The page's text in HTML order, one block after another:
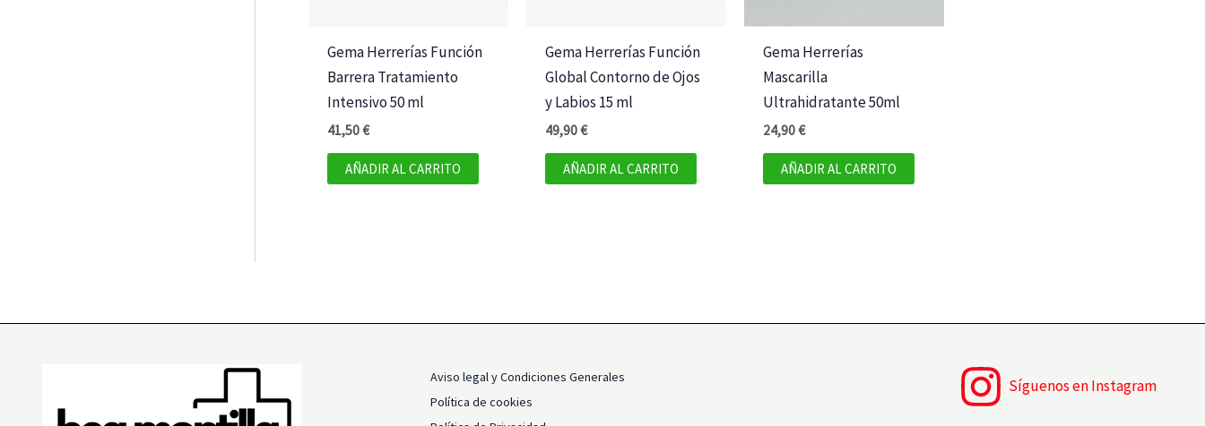
Gema Herrerías Función
Barrera Tratamiento
Intensivo 50 ml
41,50€
AÑADIR AL CARRITO
Gema Herrerías Función
Global Contorno de Ojos
y Labios 15 ml
49,90€
AÑADIR AL CARRITO
Gema Herrerías
Mascarilla
Ultrahidratante 50ml
24,90€
AÑADIR AL CARRITO
Aviso legal y Condiciones Generales
Política de cookies
Síguenos en Instagram